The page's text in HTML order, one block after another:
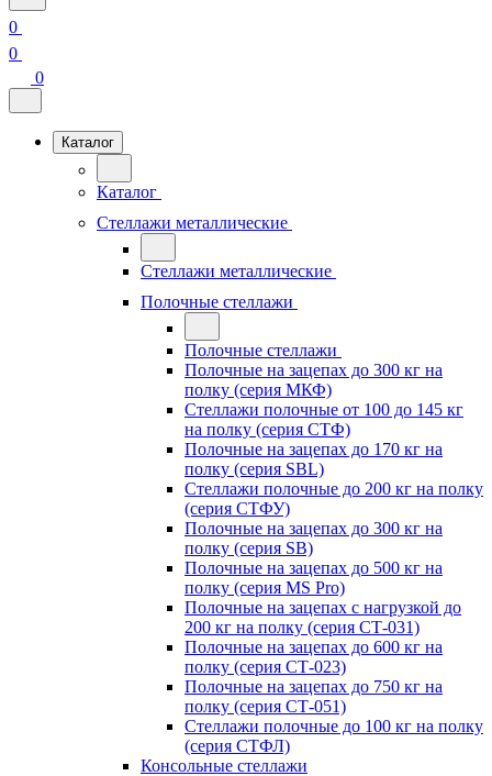
0
0
0
Каталог
Каталог
Стеллажи металлические
Стеллажи металлические
Полочные стеллажи
Полочные стеллажи
Полочные на зацепах до 300 кг на
полку (серия МКФ)
Стеллажи полочные от 100 до 145 кг
на полку (серия СТФ)
Полочные на зацепах до 170 кг на
полку (серия SBL)
Стеллажи полочные до 200 кг на полку
(серия СТФУ)
Полочные на зацепах до 300 кг на
полку (серия SB)
Полочные на зацепах до 500 кг на
полку (серия MS Pro)
Полочные на зацепах с нагрузкой до
200 кг на полку (серия СТ-031)
Полочные на зацепах до 600 кг на
полку (серия СТ-023)
Полочные на зацепах до 750 кг на
полку (серия СТ-051)
Стеллажи полочные до 100 кг на полку
(серия СТФЛ)
Консольные стеллажи